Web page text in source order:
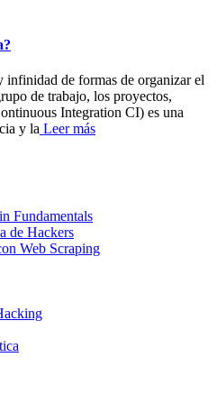
infinidad de formas de organizar el
de trabajo, los proyectos,
Integration CI) es una
y la Leer más
Fundamentals
de Hackers
Web Scraping